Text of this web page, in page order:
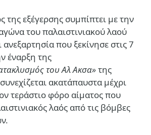
της εξέγερσης συμπίπτει με την
του παλαιστινιακού λαού
ανεξαρτησία που ξεκίνησε στις 7
έναρξη της
του Αλ Ακσα»της
ακατάπαυστα μέχρι
τεράστιο φόρο αίματος που
λαός από τις βόμβες